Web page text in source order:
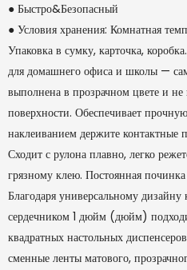
● Быстро&Безопасный
● Условия хранения: Комнатная
Упаковка в сумку, карточка,
для домашнего офиса и школы —
выполнена в прозрачном цвете и
поверхности. Обеспечивает
наклеиванием держите контактные
Сходит с рулона плавно, легко
грязному клею. Постоянная
Благодаря универсальному
сердечником 1 дюйм (дюйм)
квадратных настольных
сменные ленты матового,